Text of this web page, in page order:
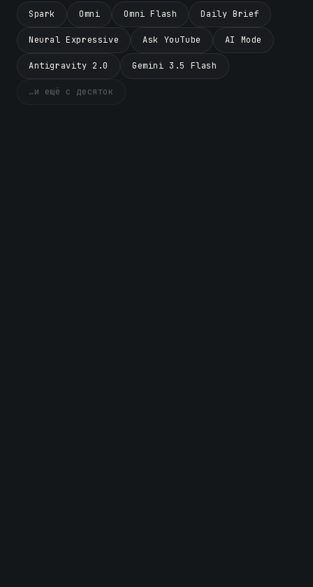
Spark Omni Omni Flash Daily Brief
Neural Expressive Ask YouTube AI Mode
Antigravity 2.0 Gemini 3.5 Flash
…и ещё с десяток